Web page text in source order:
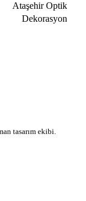
Ataşehir Optik
Dekorasyon
tasarım ekibi.